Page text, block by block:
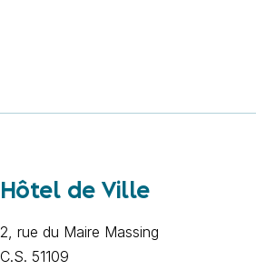
Hôtel de Ville
2, rue du Maire Massing
C.S. 51109